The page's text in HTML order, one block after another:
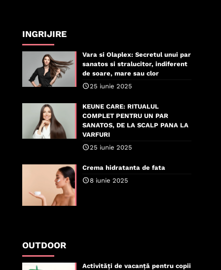
INGRIJIRE
Vara si Olaplex: Secretul unui par
sanatos si stralucitor, indiferent
de soare, mare sau clor
25 iunie 2025
KEUNE CARE: RITUALUL
COMPLET PENTRU UN PAR
SANATOS, DE LA SCALP PANA LA
VARFURI
25 iunie 2025
Crema hidratanta de fata
8 iunie 2025
OUTDOOR
Activități de vacanță pentru copii